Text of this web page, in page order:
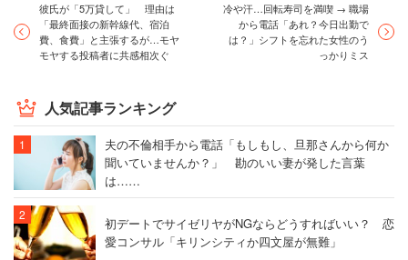
彼氏が「5万貸して」 理由は
「最終面接の新幹線代、宿泊
費、食費」と主張するが…モヤ
モヤする投稿者に共感相次ぐ
冷や汗…回転寿司を満喫 → 職場
から電話「あれ？今日出勤で
は？」シフトを忘れた女性のう
っかりミス
人気記事ランキング
夫の不倫相手から電話「もしもし、旦那さんから何か
聞いていませんか？」 勘のいい妻が発した言葉
は……
初デートでサイゼリヤがNGならどうすればいい？ 恋
愛コンサル「キリンシティか四文屋が無難」